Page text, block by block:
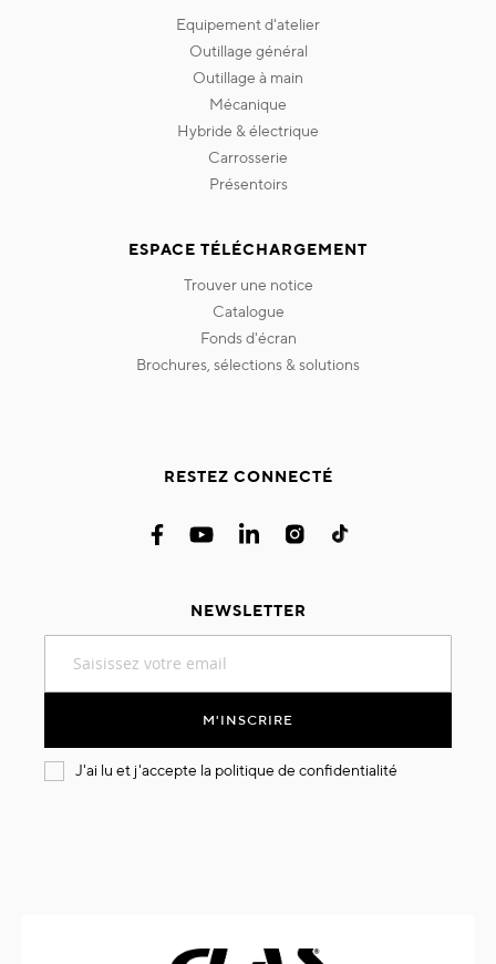
equipement d'atelier
outillage général
outillage à main
mécanique
hybride & électrique
carrosserie
présentoirs
ESPACE TÉLÉCHARGEMENT
trouver une notice
catalogue
fonds d'écran
brochures, sélections & solutions
RESTEZ CONNECTÉ
NEWSLETTER
notre
M'INSCRIRE
J'ai lu et j'accepte la politique de confidentialité